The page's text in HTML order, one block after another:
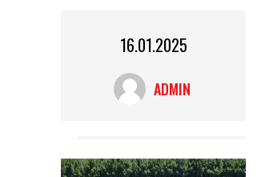
16.01.2025
ADMIN